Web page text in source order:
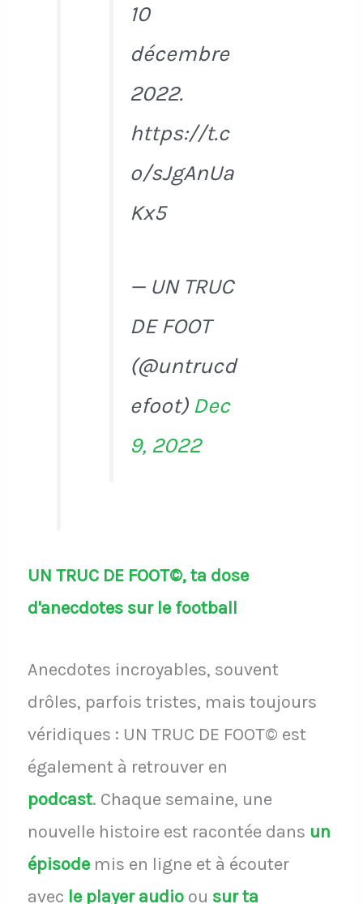
10
décembre
2022.
https://t.c
o/sJgAnUa
Kx5
— UN TRUC
DE FOOT
(@untrucd
efoot) Dec
9, 2022
UN TRUC DE FOOT©, ta dose
d'anecdotes sur le football
Anecdotes incroyables, souvent
drôles, parfois tristes, mais toujours
véridiques : UN TRUC DE FOOT© est
également à retrouver en
podcast. Chaque semaine, une
nouvelle histoire est racontée dans un
épisodemis en ligne et à écouter
avec le player audio ou sur ta